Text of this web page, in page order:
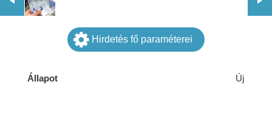
Hirdetés fő paraméterei
Állapot Új